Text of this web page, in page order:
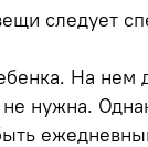
следует
На
нужна.